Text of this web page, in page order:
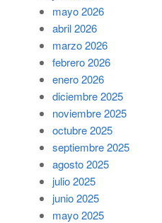
mayo 2026
abril 2026
marzo 2026
febrero 2026
enero 2026
diciembre 2025
noviembre 2025
octubre 2025
septiembre 2025
agosto 2025
julio 2025
junio 2025
mayo 2025